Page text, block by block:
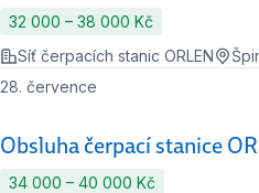
32 000 ‍–‍ 38 000 Kč
Síť čerpacích stanic ORLEN
Obsluha čerpací stanice
28. července
34 000 ‍–‍ 40 000 Kč